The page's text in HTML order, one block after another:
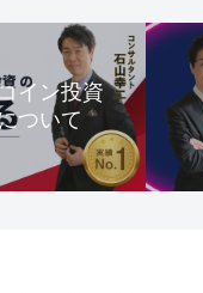
コイン投資
ついて